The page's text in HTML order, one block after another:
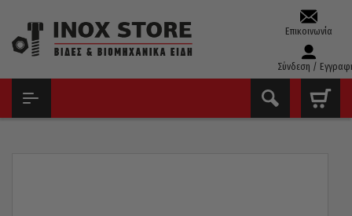
Επικοινωνία
Σύνδεση /